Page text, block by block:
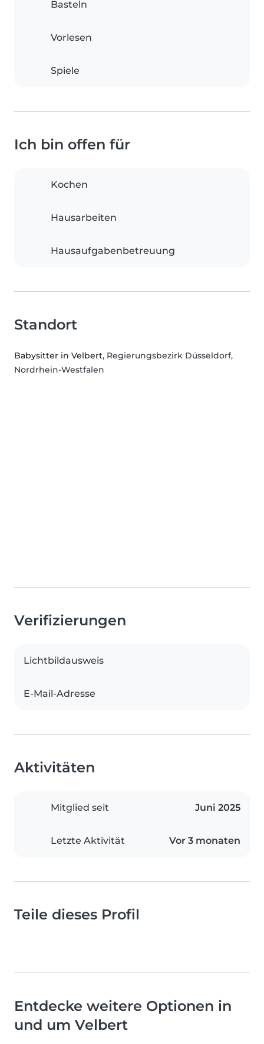
Basteln
Vorlesen
Spiele
Ich bin offen für
Kochen
Hausarbeiten
Hausaufgabenbetreuung
Standort
Babysitter in Velbert, Regierungsbezirk Düsseldorf,
Nordrhein-Westfalen
Verifizierungen
Lichtbildausweis
E-Mail-Adresse
Aktivitäten
Mitglied seit Juni 2025
Letzte Aktivität Vor 3 monaten
Teile dieses Profil
Entdecke weitere Optionen in
und um Velbert